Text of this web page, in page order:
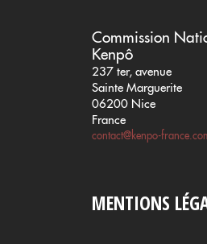
Commission
Kenpô
237 ter, avenue
Sainte Marguerite
06200 Nice
France
contact@kenpo-
MENTIONS